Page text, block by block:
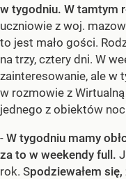
w tygodniu. W tamtym
uczniowie z woj.
to jest mało gości.
na trzy, cztery dni. W
zainteresowanie, ale w
w rozmowie z
jednego z obiektów
- W tygodniu mamy
za to w weekendy full.
rok. Spodziewałem